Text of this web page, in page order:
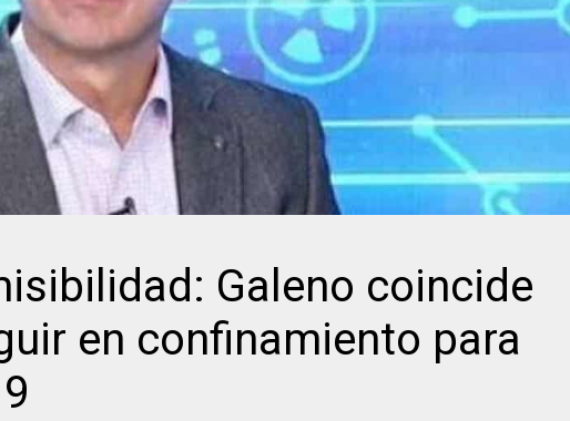
Galeno coincide
en confinamiento para